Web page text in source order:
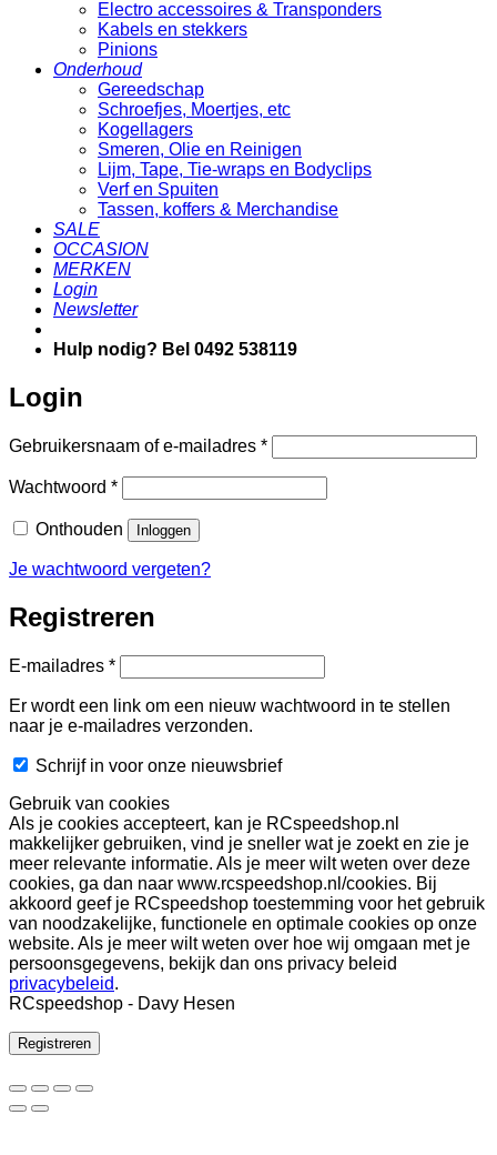
Electro accessoires & Transponders
Kabels en stekkers
Pinions
Onderhoud
Gereedschap
Schroefjes, Moertjes, etc
Kogellagers
Smeren, Olie en Reinigen
Lijm, Tape, Tie-wraps en Bodyclips
Verf en Spuiten
Tassen, koffers & Merchandise
SALE
OCCASION
MERKEN
Login
Newsletter
Hulp nodig? Bel 0492 538119
Login
Gebruikersnaam of e-mailadres *Vereist
Wachtwoord *Vereist
Onthouden Inloggen
Je wachtwoord vergeten?
Registreren
E-mailadres *Vereist
Er wordt een link om een nieuw wachtwoord in te stellen
naar je e-mailadres verzonden.
Schrijf in voor onze nieuwsbrief
Gebruik van cookies
Als je cookies accepteert, kan je RCspeedshop.nl
makkelijker gebruiken, vind je sneller wat je zoekt en zie je
meer relevante informatie. Als je meer wilt weten over deze
cookies, ga dan naar www.rcspeedshop.nl/cookies. Bij
akkoord geef je RCspeedshop toestemming voor het gebruik
van noodzakelijke, functionele en optimale cookies op onze
website. Als je meer wilt weten over hoe wij omgaan met je
persoonsgegevens, bekijk dan ons privacy beleid
privacybeleid.
RCspeedshop - Davy Hesen
Registreren